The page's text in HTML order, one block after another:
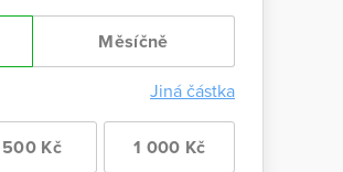
Měsíčně
Jiná částka
500 Kč 1 000 Kč